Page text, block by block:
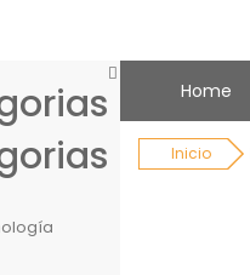
Home
Inicio